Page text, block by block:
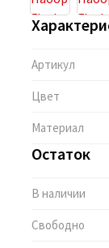
Артикул
Цвет
Материал
Остаток
В наличии
Свободно